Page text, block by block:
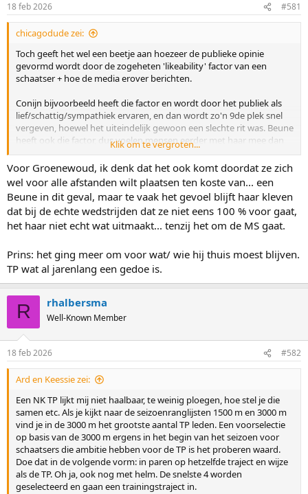
18 feb 2026 #581
chicagodude zei:
Toch geeft het wel een beetje aan hoezeer de publieke opinie
gevormd wordt door de zogeheten 'likeability' factor van een
schaatser + hoe de media erover berichten.
Conijn bijvoorbeeld heeft die factor en wordt door het publiek als
lief/schattig/sympathiek ervaren, en dan wordt zo'n 9de plek snel
vergeven, hoewel het uiteindelijk gewoon een slechte rit was. Beune
heeft ook die factor, dus voelen mensen eerder met haar mee dan
dat ze kritisch zijn.
Tel daarbij op hoe de media, zowel geschreven als de NOS, over het
OKT en de selectie hebben bericht, met veel foutieve interpretaties,
en het publiek had al een indruk van 'onrecht voor Beune/Prins' +
'onterecht rijden' van Bosker/Groenewoud op 1 of meerdere
afstanden. Groenewoud lijkt ook iets minder die likeability te
Klik om te vergroten...
Voor Groenewoud, ik denk dat het ook komt doordat ze zich
wel voor alle afstanden wilt plaatsen ten koste van... een
Beune in dit geval, maar te vaak het gevoel blijft haar kleven
dat bij de echte wedstrijden dat ze niet eens 100 % voor gaat,
het haar niet echt wat uitmaakt... tenzij het om de MS gaat.
Prins: het ging meer om voor wat/ wie hij thuis moest blijven.
TP wat al jarenlang een gedoe is.
R rhalbersma
Well-Known Member
18 feb 2026 #582
Ard en Keessie zei:
Een NK TP lijkt mij niet haalbaar, te weinig ploegen, hoe stel je die
samen etc. Als je kijkt naar de seizoenranglijsten 1500 m en 3000 m
vind je in de 3000 m het grootste aantal TP leden. Een voorselectie
op basis van de 3000 m ergens in het begin van het seizoen voor
schaatsers die ambitie hebben voor de TP is het proberen waard.
Doe dat in de volgende vorm: in paren op hetzelfde traject en wijze
als de TP. Oh ja, ook nog met helm. De snelste 4 worden
geselecteerd en gaan een trainingstraject in.